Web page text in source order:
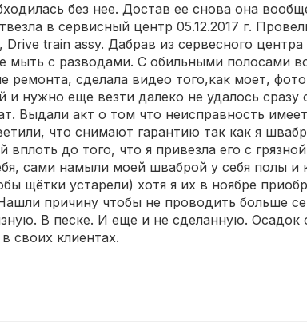
без нее. Достав ее снова она
в сервисный центр 05.12.2017 г.
Drive train assy. Дабрав из сервесного
мыть с разводами. С обильными полосами
ремонта, сделала видео того,как моет,
нужно еще везти далеко не удалось сразу
Выдали акт о том что неисправность
что снимают гарантию так как я
вплоть до того, что я привезла его с
сами намыли моей шваброй у себя полы и
щётки устарели) хотя я их в ноябре
причину чтобы не проводить больше
В песке. И еще и не сделанную.
своих клиентах.